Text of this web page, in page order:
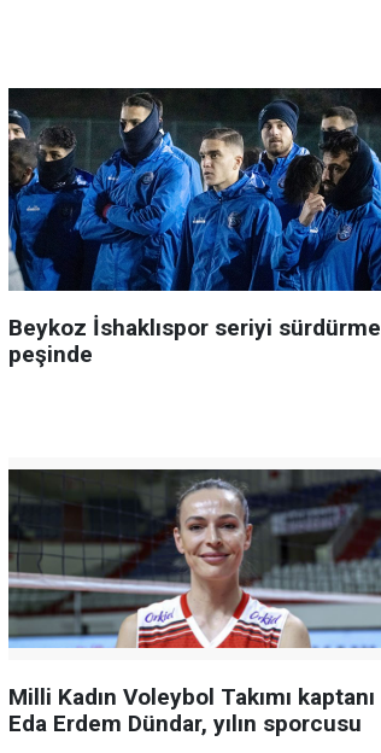
Beykoz İshaklıspor seriyi sürdürme
peşinde
Milli Kadın Voleybol Takımı kaptanı
Eda Erdem Dündar, yılın sporcusu